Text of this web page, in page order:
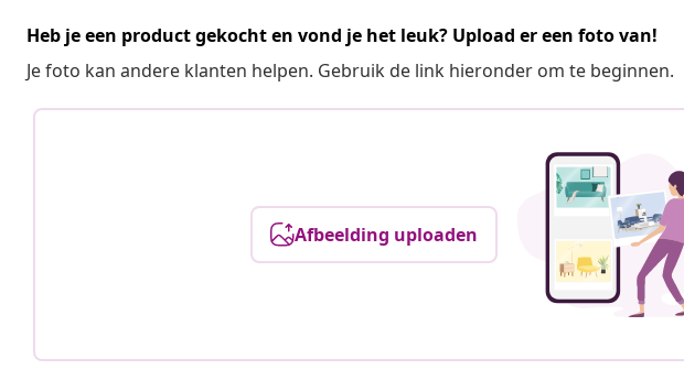
Heb je een product gekocht en vond je het leuk? Upload er een foto van!
Je foto kan andere klanten helpen. Gebruik de link hieronder om te beginnen.
Afbeelding uploaden